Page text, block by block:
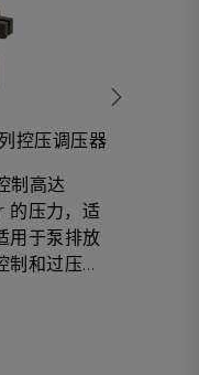
控压调压器
制高达
的压力，适
用于泵排放
和过压时